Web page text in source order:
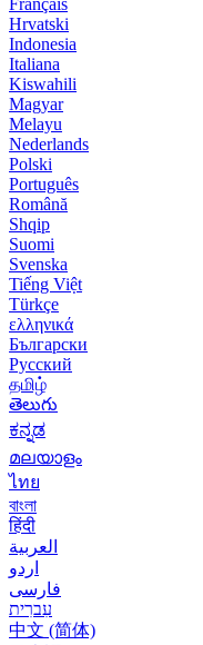
Hrvatski
Indonesia
Italiana
Kiswahili
Magyar
Melayu
Nederlands
Polski
Português
Română
Shqip
Suomi
Svenska
Tiếng Việt
Türkçe
ελληνικά
Български
Русский
தமிழ்
తెలుగు
ಕನ್ನಡ
മലയാളം
ไทย
বাংলা
हिंदी
العربية
اردو
فارسی
עִברִית
中文 (简体)